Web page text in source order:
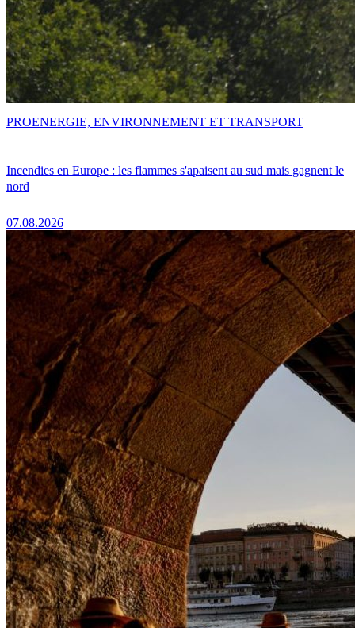
Incendies en Europe : les flammes s'apaisent au sud mais gagnent le
nord
07.08.2026
PROENERGIE, ENVIRONNEMENT ET TRANSPORT